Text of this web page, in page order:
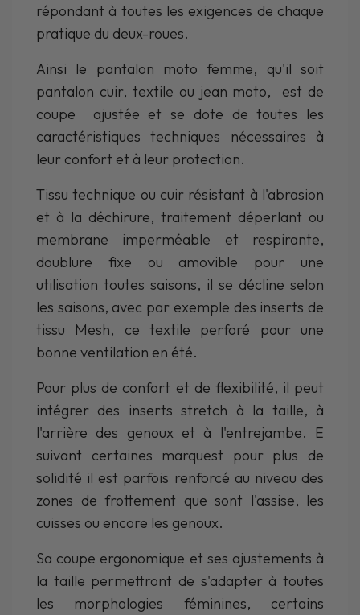
répondant à toutes les exigences de chaque
pratique du deux-roues.
Ainsi le pantalon moto femme, qu'il soit
pantalon cuir, textile ou jean moto, est de
coupe ajustée et se dote de toutes les
caractéristiques techniques nécessaires à
leur confort et à leur protection.
Tissu technique ou cuir résistant à l'abrasion
et à la déchirure, traitement déperlant ou
membrane imperméable et respirante,
doublure fixe ou amovible pour une
utilisation toutes saisons, il se décline selon
les saisons, avec par exemple des inserts de
tissu Mesh, ce textile perforé pour une
bonne ventilation en été.
Pour plus de confort et de flexibilité, il peut
intégrer des inserts stretch à la taille, à
l'arrière des genoux et à l'entrejambe. E
suivant certaines marquest pour plus de
solidité il est parfois renforcé au niveau des
zones de frottement que sont l'assise, les
cuisses ou encore les genoux.
Sa coupe ergonomique et ses ajustements à
la taille permettront de s'adapter à toutes
les morphologies féminines, certains